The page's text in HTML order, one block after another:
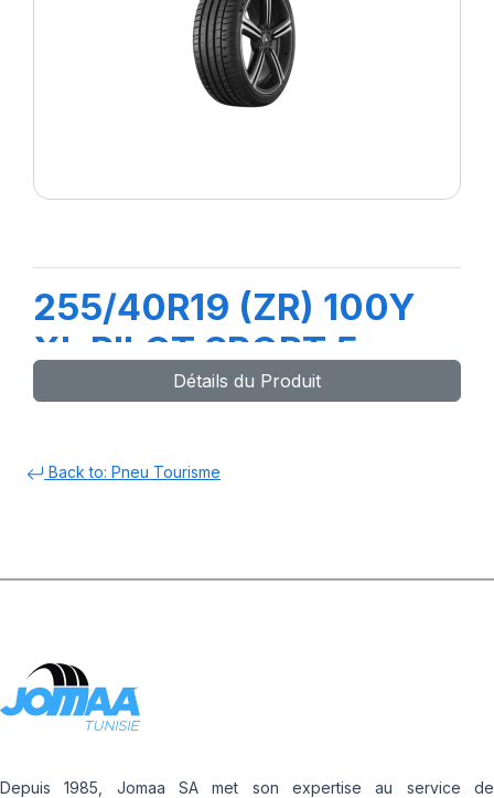
255/40R19 (ZR) 100Y
XL PILOT SPORT 5
Détails du Produit
Back to: Pneu Tourisme
Depuis 1985, Jomaa SA met son expertise au service de